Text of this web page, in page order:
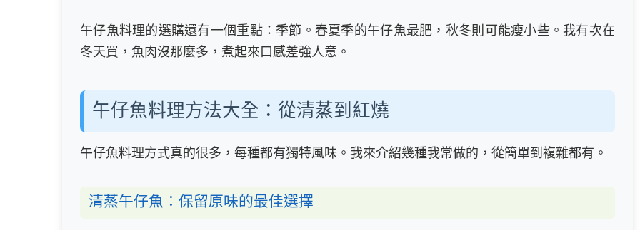
午仔魚料理的選購還有一個重點：季節。春夏季的午仔魚最肥，秋冬則可能瘦小些。我有次在
冬天買，魚肉沒那麼多，煮起來口感差強人意。
午仔魚料理方法大全：從清蒸到紅燒
午仔魚料理方式真的很多，每種都有獨特風味。我來介紹幾種我常做的，從簡單到複雜都有。
清蒸午仔魚：保留原味的最佳選擇